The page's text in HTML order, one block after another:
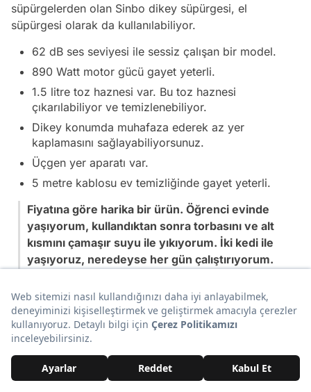
süpürgelerden olan Sinbo dikey süpürgesi, el
süpürgesi olarak da kullanılabiliyor.
62 dB ses seviyesi ile sessiz çalışan bir model.
890 Watt motor gücü gayet yeterli.
1.5 litre toz haznesi var. Bu toz haznesi
çıkarılabiliyor ve temizlenebiliyor.
Dikey konumda muhafaza ederek az yer
kaplamasını sağlayabiliyorsunuz.
Üçgen yer aparatı var.
5 metre kablosu ev temizliğinde gayet yeterli.
Fiyatına göre harika bir ürün. Öğrenci evinde
yaşıyorum, kullandıktan sonra torbasını ve alt
kısmını çamaşır suyu ile yıkıyorum. İki kedi ile
yaşıyoruz, neredeyse her gün çalıştırıyorum.
görmedim. Taa ki arkadaşım süpürgeyi torbasız
kullanıp motoru mahvedene kadar. Yenisini sipariş
ettim, böylece torba vs yedeğim oldu, motoru
değiştirir değiştirir kullanırım. IQ seviyeniz 5
değilse ve bir torbanın hakkından gelmeyi
becerirseniz süper ürün.